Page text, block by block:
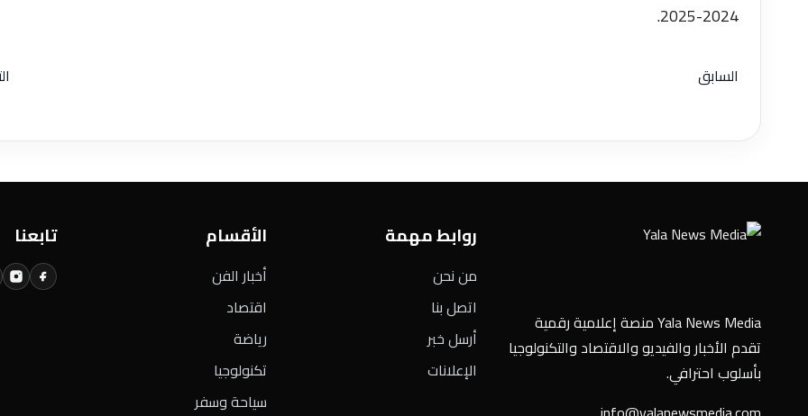
2024-2025.
السابق
Yala News Media منصة إعلامية رقمية
تقدم الأخبار والفيديو والاقتصاد والتكنولوجيا
بأسلوب احترافي.
روابط مهمة
من نحن
اتصل بنا
أرسل خبر
الإعلانات
الأقسام
أخبار الفن
اقتصاد
رياضة
تكنولوجيا
سياحة وسفر
تابعنا